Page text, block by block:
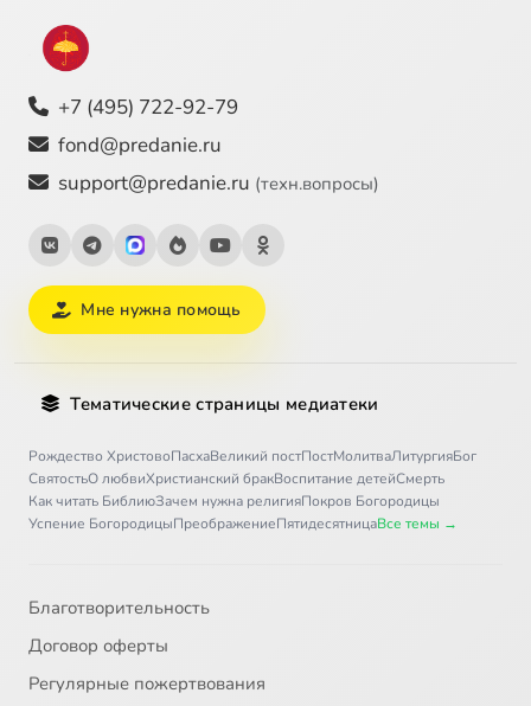
+7 (495) 722-92-79
fond@predanie.ru
support@predanie.ru (техн.вопросы)
Мне нужна помощь
Тематические страницы медиатеки
Рождество ХристовоПасхаВеликий постПостМолитваЛитургияБог
СвятостьО любвиХристианский бракВоспитание детейСмерть
Как читать БиблиюЗачем нужна религияПокров Богородицы
Успение БогородицыПреображениеПятидесятницаВсе темы →
Благотворительность
Договор оферты
Регулярные пожертвования